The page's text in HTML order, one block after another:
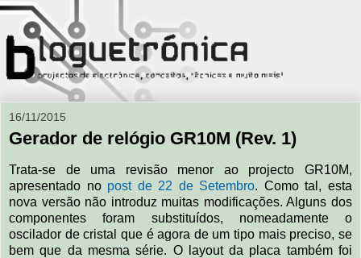
16/11/2015
Gerador de relógio GR10M (Rev. 1)
Trata-se de uma revisão menor ao projecto GR10M,
apresentado no post de 22 de Setembro. Como tal, esta
nova versão não introduz muitas modificações. Alguns dos
componentes foram substituídos, nomeadamente o
oscilador de cristal que é agora de um tipo mais preciso, se
bem que da mesma série. O layout da placa também foi